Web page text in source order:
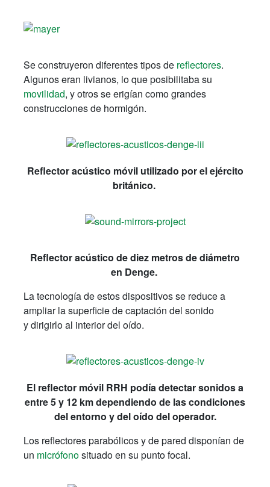
Se construyeron diferentes tipos de reflectores.
Algunos eran livianos, lo que posibilitaba su
movilidad, y otros se erigían como grandes
construcciones de hormigón.
Reflector acústico móvil utilizado por el ejército
británico.
Reflector acústico de diez metros de diámetro
en Denge.
La tecnología de estos dispositivos se reduce a
ampliar la superficie de captación del sonido
y dirigirlo al interior del oído.
El reflector móvil RRH podía detectar sonidos a
entre 5 y 12 km dependiendo de las condiciones
del entorno y del oído del operador.
Los reflectores parabólicos y de pared disponían de
un micrófonosituado en su punto focal.